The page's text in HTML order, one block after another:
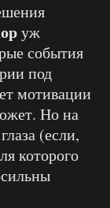
уж
события
под
мотивации
Но на
(если,
которого